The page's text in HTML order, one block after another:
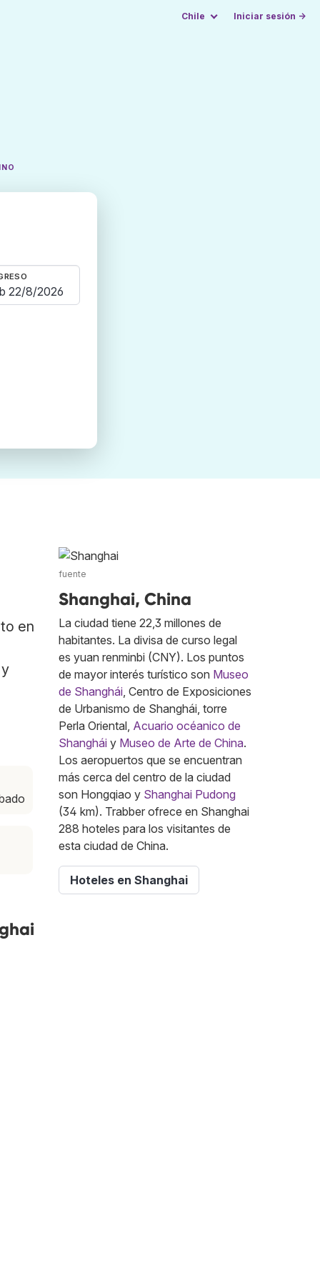
Chile Iniciar sesión →
en
fuente
Shanghai, China
La ciudad tiene 22,3 millones de
habitantes. La divisa de curso legal
es yuan renminbi (CNY). Los puntos
de mayor interés turístico son Museo
de Shanghái, Centro de Exposiciones
de Urbanismo de Shanghái, torre
Perla Oriental, Acuario océanico de
Shanghái y Museo de Arte de China.
Los aeropuertos que se encuentran
más cerca del centro de la ciudad
son Hongqiao y Shanghai Pudong
(34 km). Trabber ofrece en Shanghai
288 hoteles para los visitantes de
esta ciudad de China.
Hoteles en Shanghai